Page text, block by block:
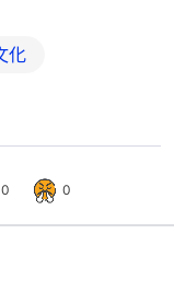
化
0 0